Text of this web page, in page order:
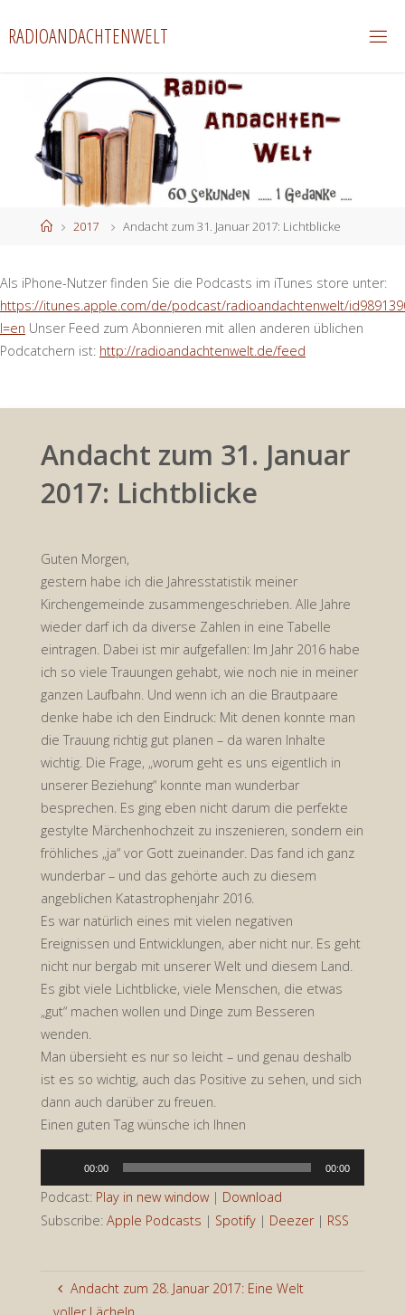
Inhalt
RADIOANDACHTENWELT
Start2017 Andacht zum 31. Januar 2017: Lichtblicke
Als iPhone-Nutzer finden Sie die Podcasts im iTunes store unter:
https://itunes.apple.com/de/podcast/radioandachtenwelt/
l=en Unser Feed zum Abonnieren mit allen anderen üblichen
Podcatchern ist: http://radioandachtenwelt.de/feed
Andacht zum 31. Januar
2017: Lichtblicke
Guten Morgen,
gestern habe ich die Jahresstatistik meiner
Kirchengemeinde zusammengeschrieben. Alle Jahre
wieder darf ich da diverse Zahlen in eine Tabelle
eintragen. Dabei ist mir aufgefallen: Im Jahr 2016 habe
ich so viele Trauungen gehabt, wie noch nie in meiner
ganzen Laufbahn. Und wenn ich an die Brautpaare
denke habe ich den Eindruck: Mit denen konnte man
die Trauung richtig gut planen – da waren Inhalte
wichtig. Die Frage, „worum geht es uns eigentlich in
unserer Beziehung“ konnte man wunderbar
besprechen. Es ging eben nicht darum die perfekte
gestylte Märchenhochzeit zu inszenieren, sondern ein
fröhliches „ja“ vor Gott zueinander. Das fand ich ganz
wunderbar – und das gehörte auch zu diesem
angeblichen Katastrophenjahr 2016.
Es war natürlich eines mit vielen negativen
Ereignissen und Entwicklungen, aber nicht nur. Es geht
nicht nur bergab mit unserer Welt und diesem Land.
Es gibt viele Lichtblicke, viele Menschen, die etwas
„gut“ machen wollen und Dinge zum Besseren
wenden.
Man übersieht es nur so leicht – und genau deshalb
ist es so wichtig, auch das Positive zu sehen, und sich
dann auch darüber zu freuen.
Einen guten Tag wünsche ich Ihnen
Player
00:00 00:00
Podcast: Play in new window| Download
Subscribe: Apple Podcasts | Spotify| Deezer| RSS
Andacht zum 28. Januar 2017: Eine Welt